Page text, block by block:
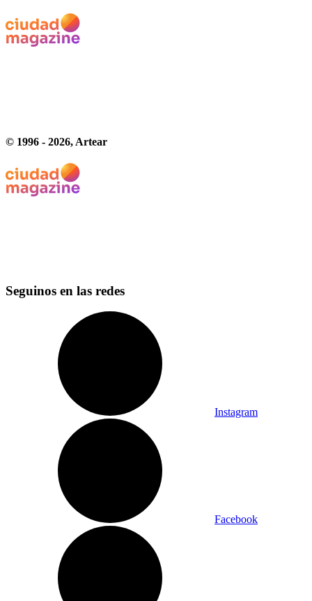
© 1996 - 2026, Artear
Seguinos en las redes
Instagram
Facebook